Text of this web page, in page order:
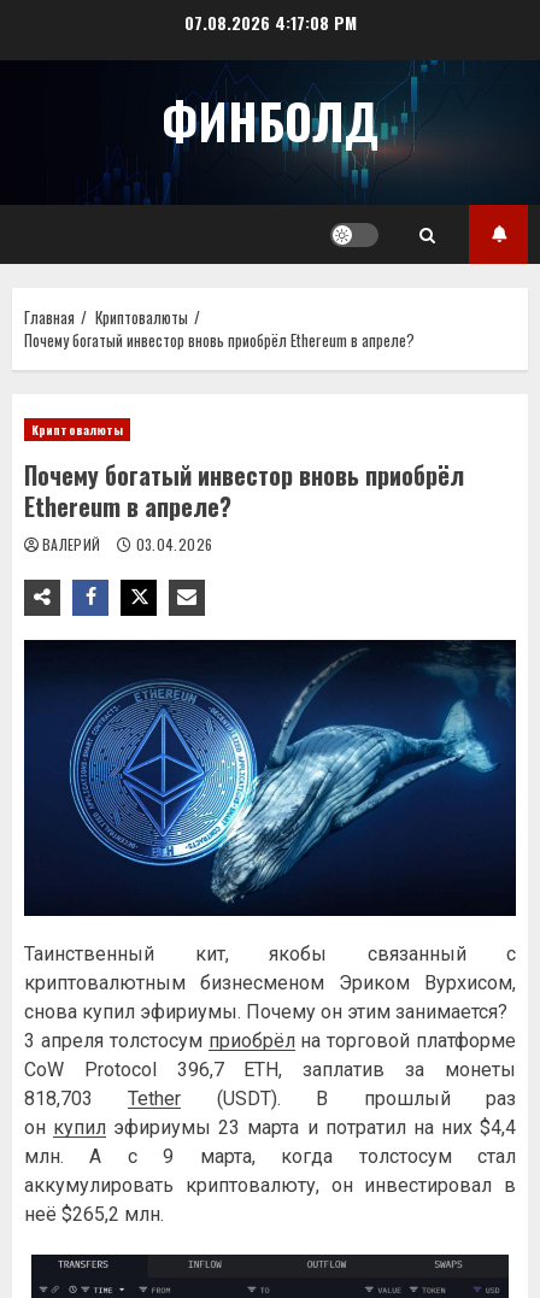
07.08.2026 4:17:08 PM
ФИНБОЛД
Главная
Криптовалюты
Почему богатый инвестор вновь приобрёл Ethereum в апреле?
Криптовалюты
Почему богатый инвестор вновь приобрёл
Ethereum в апреле?
ВАЛЕРИЙ 03.04.2026
Таинственный кит, якобы связанный с
криптовалютным бизнесменом Эриком Вурхисом,
снова купил эфириумы. Почему он этим занимается?
3 апреля толстосум приобрёлна торговой платформе
CoW Protocol 396,7 ETH, заплатив за монеты
818,703Tether (USDT). В прошлый раз
он купил эфириумы 23 марта и потратил на них $4,4
млн. А с 9 марта, когда толстосум стал
аккумулировать криптовалюту, он инвестировал в
неё $265,2 млн.